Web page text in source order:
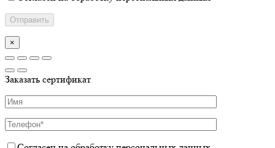
×
Заказать сертификат